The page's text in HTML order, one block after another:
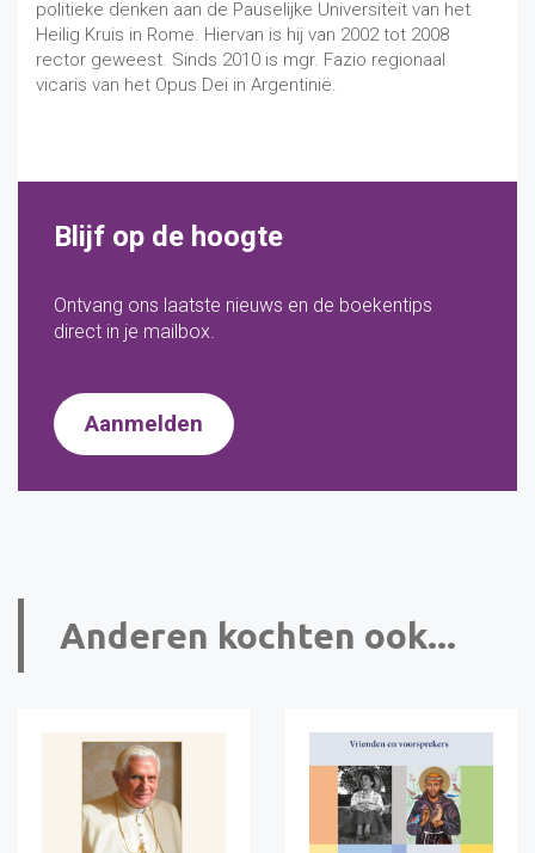
politieke denken aan de Pauselijke Universiteit van het
Heilig Kruis in Rome. Hiervan is hij van 2002 tot 2008
rector geweest. Sinds 2010 is mgr. Fazio regionaal
vicaris van het Opus Dei in Argentinië.
Blijf op de hoogte
Ontvang ons laatste nieuws en de boekentips
direct in je mailbox.
Aanmelden
Anderen kochten ook...